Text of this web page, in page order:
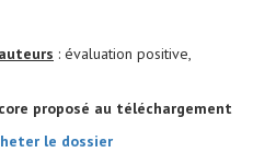
: évaluation positive,
proposé au téléchargement
le dossier